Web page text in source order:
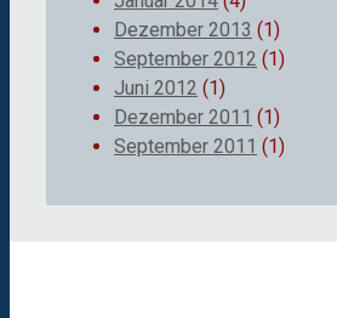
Dezember 2013 (1)
September 2012 (1)
Juni 2012 (1)
Dezember 2011 (1)
September 2011 (1)